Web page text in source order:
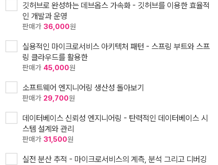
깃허브로 완성하는 데브옵스 가속화 - 깃허브를 이용한 효율적
인 개발과 운영
판매가 36,000원
실용적인 마이크로서비스 아키텍처 패턴 - 스프링 부트와 스프
링 클라우드를 활용한
판매가 45,000원
소프트웨어 엔지니어링 생산성 돌아보기
판매가 29,700원
데이터베이스 신뢰성 엔지니어링 - 탄력적인 데이터베이스 시
스템 설계와 관리
판매가 31,500원
실전 분산 추적 - 마이크로서비스의 계측, 분석 그리고 디버깅